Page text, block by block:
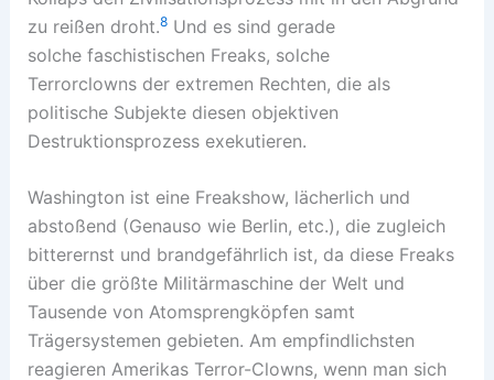
zu reißen droht.8Und es sind gerade
solche faschistischen Freaks, solche
Terrorclowns der extremen Rechten, die als
politische Subjekte diesen objektiven
Destruktionsprozess exekutieren.
Washington ist eine Freakshow, lächerlich und
abstoßend (Genauso wie Berlin, etc.), die zugleich
bitterernst und brandgefährlich ist, da diese Freaks
über die größte Militärmaschine der Welt und
Tausende von Atomsprengköpfen samt
Trägersystemen gebieten. Am empfindlichsten
reagieren Amerikas Terror-Clowns, wenn man sich